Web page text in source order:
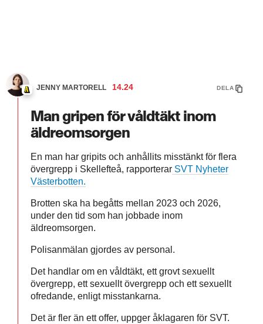
JENNY MARTORELL 14.24 DELA
Man gripen för våldtäkt inom
äldreomsorgen
En man har gripits och anhållits misstänkt för flera
övergrepp i Skellefteå, rapporterar SVT Nyheter
Västerbotten.
Brotten ska ha begåtts mellan 2023 och 2026,
under den tid som han jobbade inom
äldreomsorgen.
Polisanmälan gjordes av personal.
Det handlar om en våldtäkt, ett grovt sexuellt
övergrepp, ett sexuellt övergrepp och ett sexuellt
ofredande, enligt misstankarna.
Det är fler än ett offer, uppger åklagaren för SVT.